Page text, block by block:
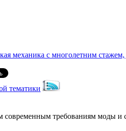
механика с многолетним
тематики
современным требованиям моды и